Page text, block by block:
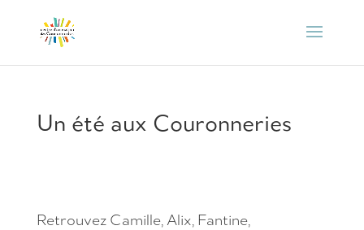
Un été aux Couronneries
Retrouvez Camille, Alix, Fantine,